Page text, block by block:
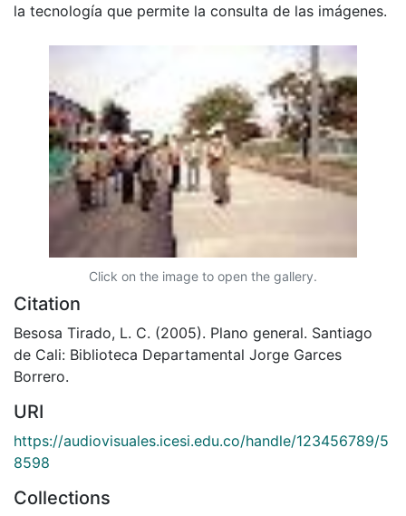
la tecnología que permite la consulta de las imágenes.
Click on the image to open the gallery.
Citation
Besosa Tirado, L. C. (2005). Plano general. Santiago
de Cali: Biblioteca Departamental Jorge Garces
Borrero.
URI
https://audiovisuales.icesi.edu.co/handle/123456789/5
8598
Collections